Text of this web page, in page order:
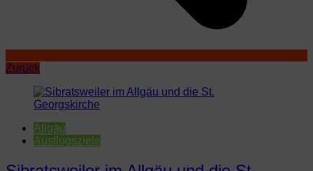
Zurück
Allgäu
Ausflugsziele